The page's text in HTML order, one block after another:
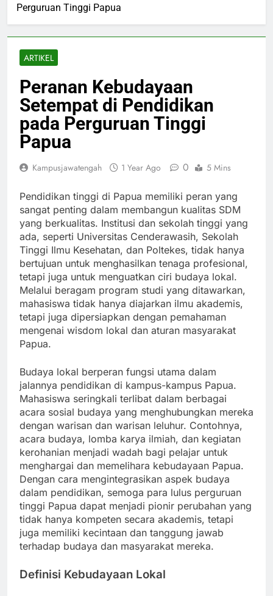
Perguruan Tinggi Papua
ARTIKEL
Peranan Kebudayaan
Setempat di Pendidikan
pada Perguruan Tinggi
Papua
Kampusjawatengah 1 Year Ago 0 5 Mins
Pendidikan tinggi di Papua memiliki peran yang
sangat penting dalam membangun kualitas SDM
yang berkualitas. Institusi dan sekolah tinggi yang
ada, seperti Universitas Cenderawasih, Sekolah
Tinggi Ilmu Kesehatan, dan Poltekes, tidak hanya
bertujuan untuk menghasilkan tenaga profesional,
tetapi juga untuk menguatkan ciri budaya lokal.
Melalui beragam program studi yang ditawarkan,
mahasiswa tidak hanya diajarkan ilmu akademis,
tetapi juga dipersiapkan dengan pemahaman
mengenai wisdom lokal dan aturan masyarakat
Papua.
Budaya lokal berperan fungsi utama dalam
jalannya pendidikan di kampus-kampus Papua.
Mahasiswa seringkali terlibat dalam berbagai
acara sosial budaya yang menghubungkan mereka
dengan warisan dan warisan leluhur. Contohnya,
acara budaya, lomba karya ilmiah, dan kegiatan
kerohanian menjadi wadah bagi pelajar untuk
menghargai dan memelihara kebudayaan Papua.
Dengan cara mengintegrasikan aspek budaya
dalam pendidikan, semoga para lulus perguruan
tinggi Papua dapat menjadi pionir perubahan yang
tidak hanya kompeten secara akademis, tetapi
juga memiliki kecintaan dan tanggung jawab
terhadap budaya dan masyarakat mereka.
Definisi Kebudayaan Lokal